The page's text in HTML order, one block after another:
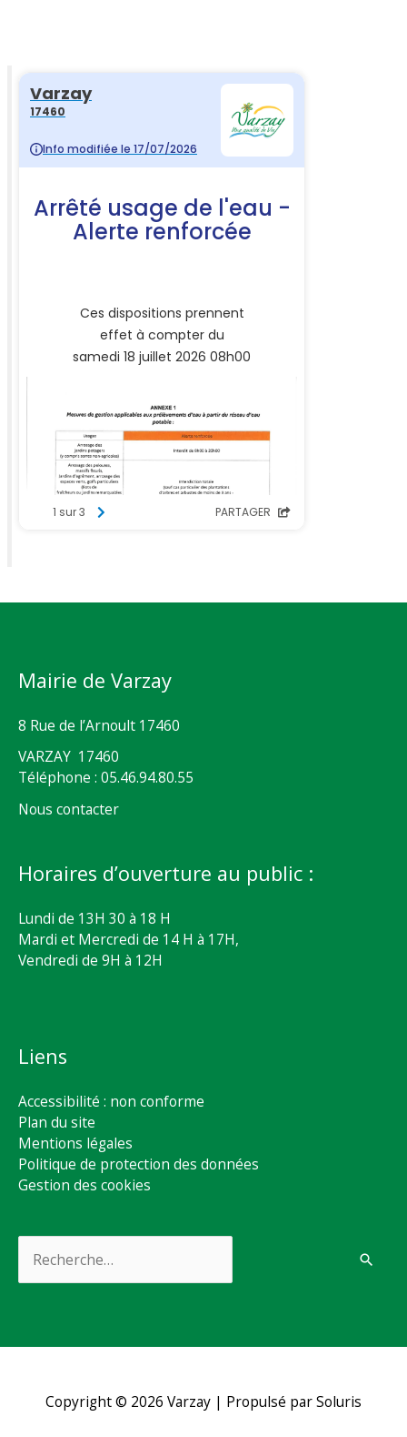
Mairie de Varzay
8 Rue de l’Arnoult 17460
VARZAY 17460
Téléphone : 05.46.94.80.55
Nous contacter
Horaires d’ouverture au public :
Lundi de 13H 30 à 18 H
Mardi et Mercredi de 14 H à 17H,
Vendredi de 9H à 12H
Liens
Accessibilité : non conforme
Plan du site
Mentions légales
Politique de protection des données
Gestion des cookies
Copyright © 2026 Varzay | Propulsé par Soluris